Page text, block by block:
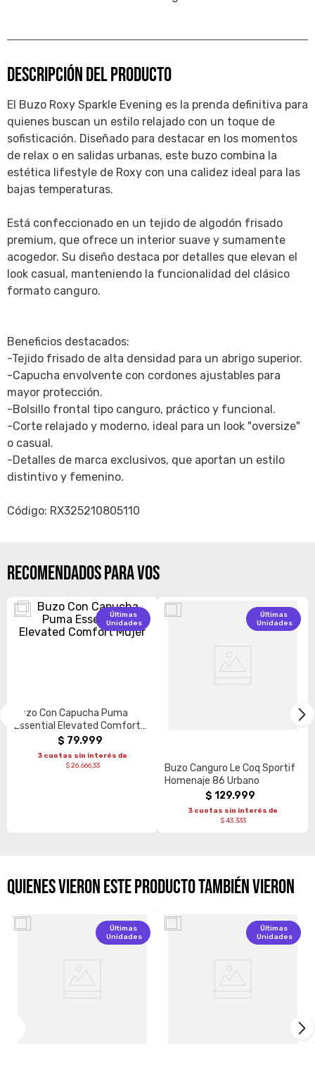
DESCRIPCIÓN DEL PRODUCTO
El Buzo Roxy Sparkle Evening es la prenda definitiva para
quienes buscan un estilo relajado con un toque de
sofisticación. Diseñado para destacar en los momentos
de relax o en salidas urbanas, este buzo combina la
estética lifestyle de Roxy con una calidez ideal para las
bajas temperaturas.
Está confeccionado en un tejido de algodón frisado
premium, que ofrece un interior suave y sumamente
acogedor. Su diseño destaca por detalles que elevan el
look casual, manteniendo la funcionalidad del clásico
formato canguro.
Beneficios destacados:
-Tejido frisado de alta densidad para un abrigo superior.
-Capucha envolvente con cordones ajustables para
mayor protección.
-Bolsillo frontal tipo canguro, práctico y funcional.
-Corte relajado y moderno, ideal para un look "oversize"
o casual.
-Detalles de marca exclusivos, que aportan un estilo
distintivo y femenino.
Código: RX325210805110
RECOMENDADOS PARA VOS
Últimas
Unidades
Buzo Con Capucha Puma
Essential Elevated Comfort
$ 79.999
3 cuotas sin interés de
$ 26.666,33
Últimas
Unidades
Buzo Canguro Le Coq Sportif
Homenaje 86 Urbano
$ 129.999
3 cuotas sin interés de
$ 43.333
QUIENES VIERON ESTE PRODUCTO TAMBIÉN VIERON
Últimas
Unidades
Últimas
Unidades